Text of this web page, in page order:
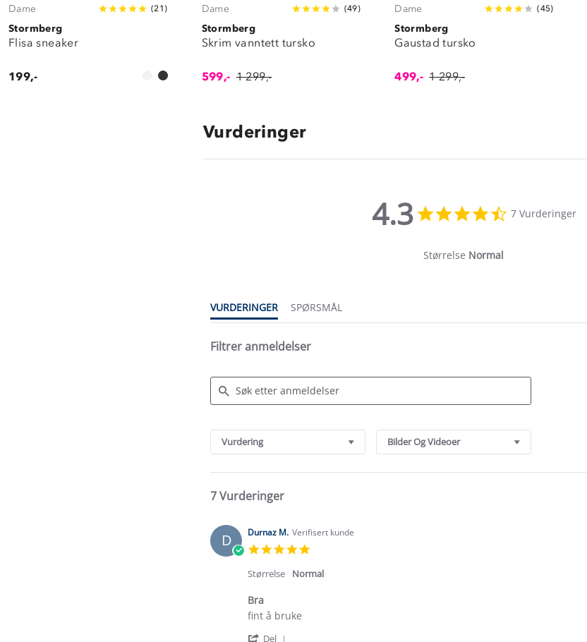
Dame (21 )
Stormberg
Flisa sneaker
199,-
Dame (49)
Stormberg
Skrim vanntett tursko
599,- 1 299,-
Dame (45)
Stormberg
Gaustad tursko
499,- 1 299,-
Vurderinger
4.3
star
7 Vurderinger
Størrelse Normal
VURDERINGER
SPØRSMÅL
Filtrer anmeldelser
Reviews
Vurdering Bilder Og Videoer
7 Vurderinger
D Durnaz M. Verifisert kunde
rating
Størrelse Normal
Bra
Review
Durnaz
review
Bra
fint å bruke
Del